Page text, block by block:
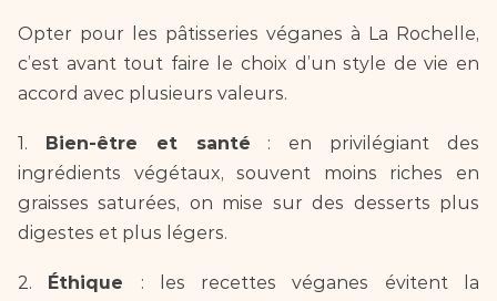
Opter pour les pâtisseries véganes à La Rochelle,
c’est avant tout faire le choix d’un style de vie en
accord avec plusieurs valeurs.
1. Bien-être et santé : en privilégiant des
ingrédients végétaux, souvent moins riches en
graisses saturées, on mise sur des desserts plus
digestes et plus légers.
2. Éthique : les recettes véganes évitent la